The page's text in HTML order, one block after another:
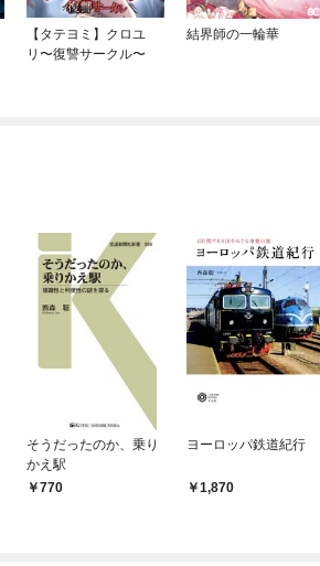
【タテヨミ】クロユ
リ〜復讐サークル〜
結界師の一輪華
そうだったのか、乗り
かえ駅
770
ヨーロッパ鉄道紀行
1,870